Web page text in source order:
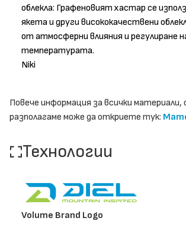
облекла: Графеновият хастар се
якета и други висококачествени
от атмосферни влияния и регулиране
температурата.
Niki
Повече информация за всички материали,
разполагаме може да откриете тук:
Технологии
Volume Brand Logo